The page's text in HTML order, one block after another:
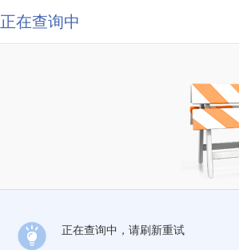
正在查询中
正在查询中，请刷新重试